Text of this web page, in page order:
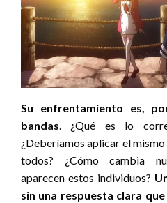
Su enfrentamiento es,
bandas . ¿Qué es lo
¿Deberíamos aplicar el
todos? ¿Cómo cambia
aparecen estos individuos?
sin una respuesta clara